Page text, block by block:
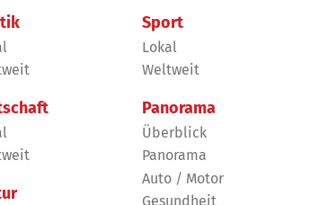
Sport
Lokal
Weltweit
Panorama
Überblick
Panorama
Auto / Motor
Gesundheit